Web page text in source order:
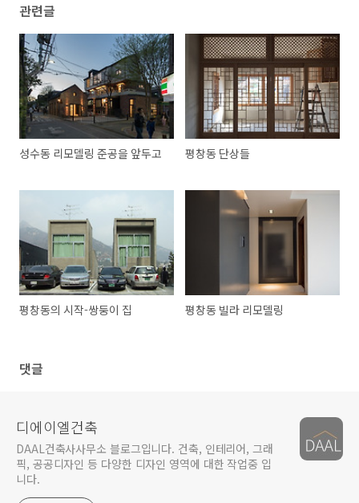
관련글
성수동 리모델링 준공을 앞두고 평창동 단상들
평창동의 시작-쌍둥이 집 평창동 빌라 리모델링
댓글
디에이엘건축
DAAL건축사사무소 블로그입니다. 건축, 인테리어, 그래
픽, 공공디자인 등 다양한 디자인 영역에 대한 작업중 입
니다.